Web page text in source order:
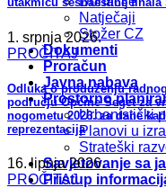
Natječaji
Stožer CZ
Dokumenti
Proračun
Javna nabava
Prostorno
Urbanistički
Planovi u
Strateški
Savjetovanje sa
Pristup
1. srpnja 2026.
PROČITAJ
Odluka o produženju
području Općine Seget za
nogometu 2026. za dane
reprezentacija
16. lipnja 2026.
PROČITAJ